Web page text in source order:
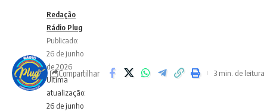
Ultima
atualização:
26 de junho
Redação
Rádio Plug
Publicado:
26 de junho
de 2026
Compartilhar 3 min. de leitura